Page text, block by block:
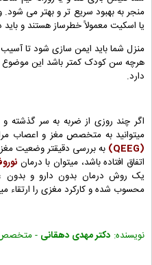
منجر به بهبود سریع تر و بهتر می
یا اسکیت معمولاً خطرساز هستند و
منزل شما باید ایمن سازی شود تا
هرچه سن کودک کمتر باشد این موضوع
دارد.
اگر چند روزی از ضربه به سر گذشته
میتوانید به متخصص مغز و اعصاب
(QEEG)
به بررسی دقیقتر وضعیت
اتفاق افتاده باشد، میتوان با درمان
یک روش درمان بدون دارو و بدون
محسوب شده و کارکرد مغزی را ارتقاء
نویسنده: دکتر مهدی دهقانی - متخصص